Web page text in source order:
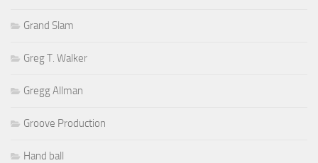
Grand Slam
Greg T. Walker
Gregg Allman
Groove Production
Hand ball